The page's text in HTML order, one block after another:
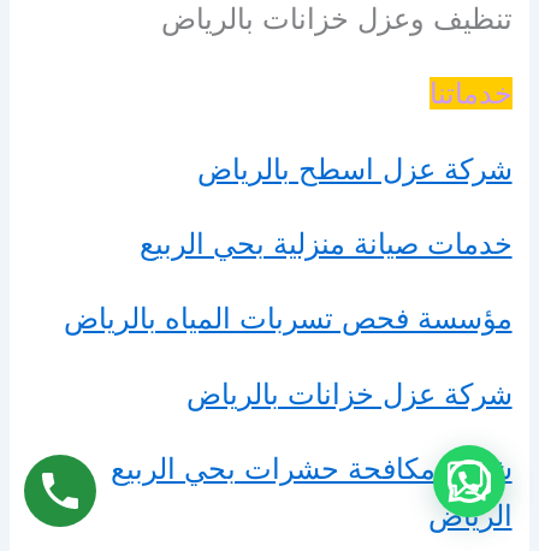
تنظيف وعزل خزانات بالرياض
خدماتنا
شركة عزل اسطح بالرياض
خدمات صيانة منزلية بحي الربيع
مؤسسة فحص تسربات المياه بالرياض
شركة عزل خزانات بالرياض
شركة مكافحة حشرات بحي الربيع
الرياض